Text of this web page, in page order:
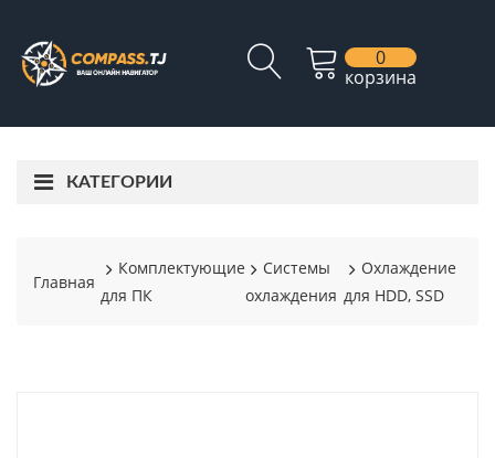
0
корзина
КАТЕГОРИИ
Главная
Комплектующие
для ПК
Системы
охлаждения
Охлаждение
для HDD, SSD